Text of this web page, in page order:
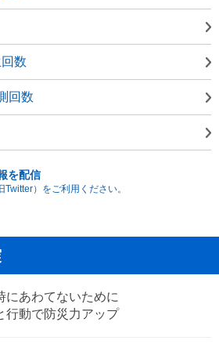
数
回数
を配信
）をご利用ください。
にあわてないために
行動で防災力アップ